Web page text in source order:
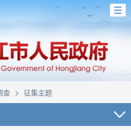
查 > 征集主题